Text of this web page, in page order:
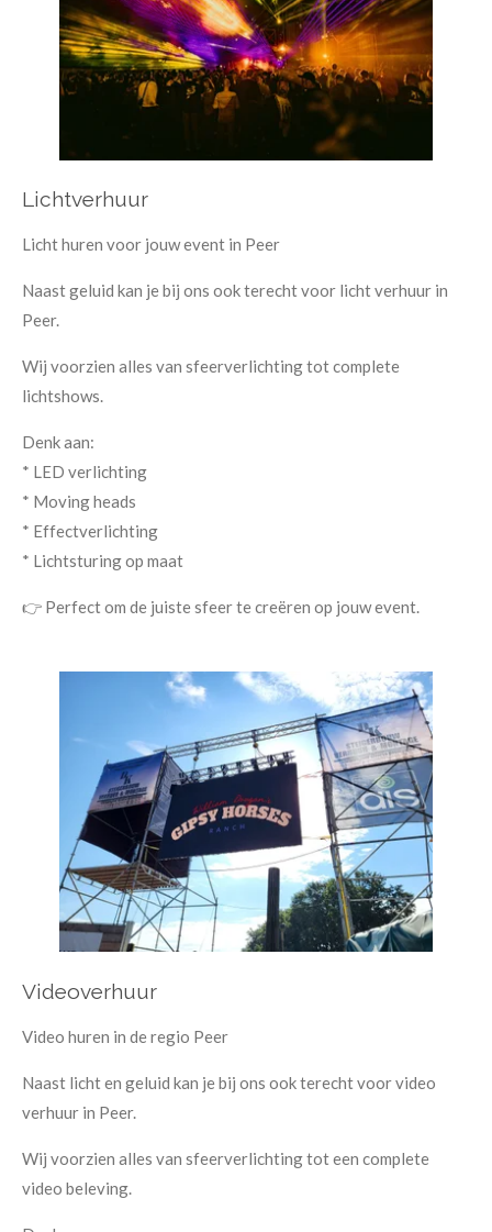
Lichtverhuur
Licht huren voor jouw event in Peer
Naast geluid kan je bij ons ook terecht voor licht verhuur in
Peer.
Wij voorzien alles van sfeerverlichting tot complete
lichtshows.
Denk aan:
* LED verlichting
* Moving heads
* Effectverlichting
* Lichtsturing op maat
👉 Perfect om de juiste sfeer te creëren op jouw event.
Videoverhuur
Video huren in de regio Peer
Naast licht en geluid kan je bij ons ook terecht voor video
verhuur in Peer.
Wij voorzien alles van sfeerverlichting tot een complete
video beleving.